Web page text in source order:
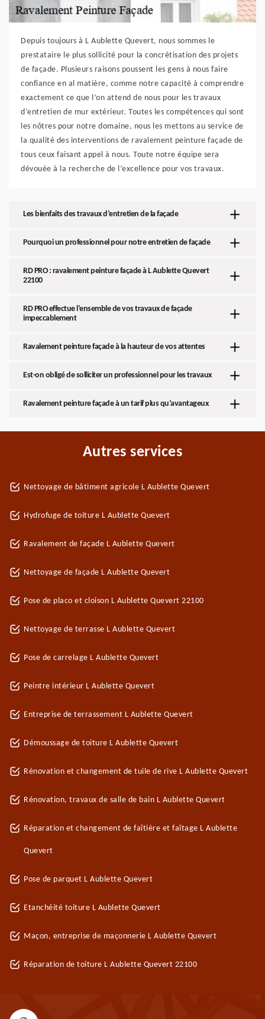
Depuis toujours à L Aublette Quevert, nous sommes le
prestataire le plus sollicité pour la concrétisation des projets
de façade. Plusieurs raisons poussent les gens à nous faire
confiance en al matière, comme notre capacité à comprendre
exactement ce que l’on attend de nous pour les travaux
d’entretien de mur extérieur. Toutes les compétences qui sont
les nôtres pour notre domaine, nous les mettons au service de
la qualité des interventions de ravalement peinture façade de
tous ceux faisant appel à nous. Toute notre équipe sera
dévouée à la recherche de l’excellence pour vos travaux.
Les bienfaits des travaux d’entretien de la façade
Pourquoi un professionnel pour notre entretien de façade
RD PRO : ravalement peinture façade à L Aublette Quevert
22100
RD PRO effectue l’ensemble de vos travaux de façade
impeccablement
Ravalement peinture façade à la hauteur de vos attentes
Est-on obligé de solliciter un professionnel pour les travaux
Ravalement peinture façade à un tarif plus qu’avantageux
Autres services
Nettoyage de bâtiment agricole L Aublette Quevert
Hydrofuge de toiture L Aublette Quevert
Ravalement de façade L Aublette Quevert
Nettoyage de façade L Aublette Quevert
Pose de placo et cloison L Aublette Quevert 22100
Nettoyage de terrasse L Aublette Quevert
Pose de carrelage L Aublette Quevert
Peintre intérieur L Aublette Quevert
Entreprise de terrassement L Aublette Quevert
Démoussage de toiture L Aublette Quevert
Rénovation et changement de tuile de rive L Aublette Quevert
Rénovation, travaux de salle de bain L Aublette Quevert
Réparation et changement de faîtière et faîtage L Aublette
Quevert
Pose de parquet L Aublette Quevert
Etanchéité toiture L Aublette Quevert
Maçon, entreprise de maçonnerie L Aublette Quevert
Réparation de toiture L Aublette Quevert 22100